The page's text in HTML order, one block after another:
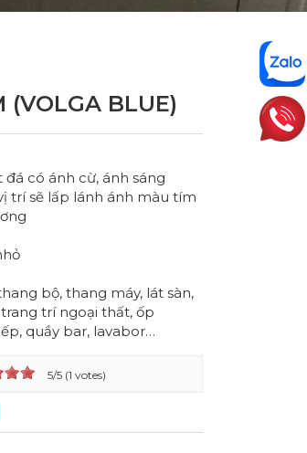
(VOLGA BLUE)
có ánh cừ, ánh sáng
trí sẽ lấp lánh ánh màu tím
bộ, thang máy, lát sàn,
trí ngoại thất, ốp
quầy bar, lavabor…
5/5 (1 votes)